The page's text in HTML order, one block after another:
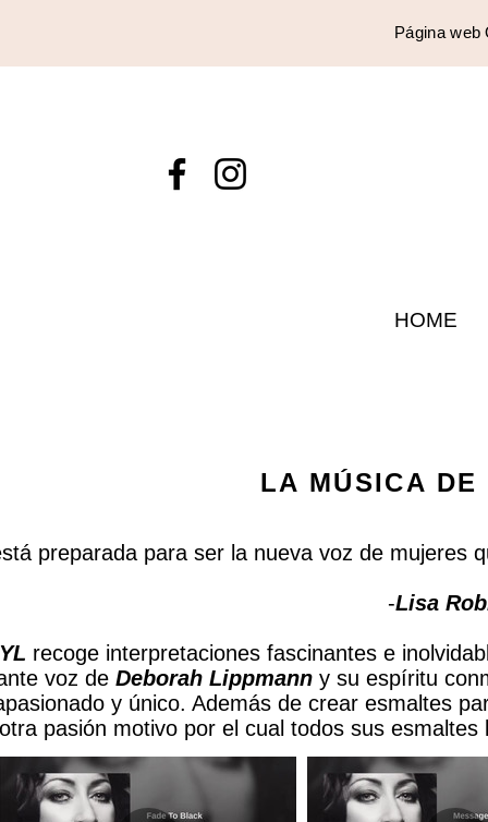
Página web
HOME
LA MÚSICA
preparada para ser la nueva voz de mujeres
-Lisa
recoge interpretaciones fascinantes e
voz de Deborah Lippmann y su espíritu
y único. Además de crear esmaltes
pasión motivo por el cual todos sus